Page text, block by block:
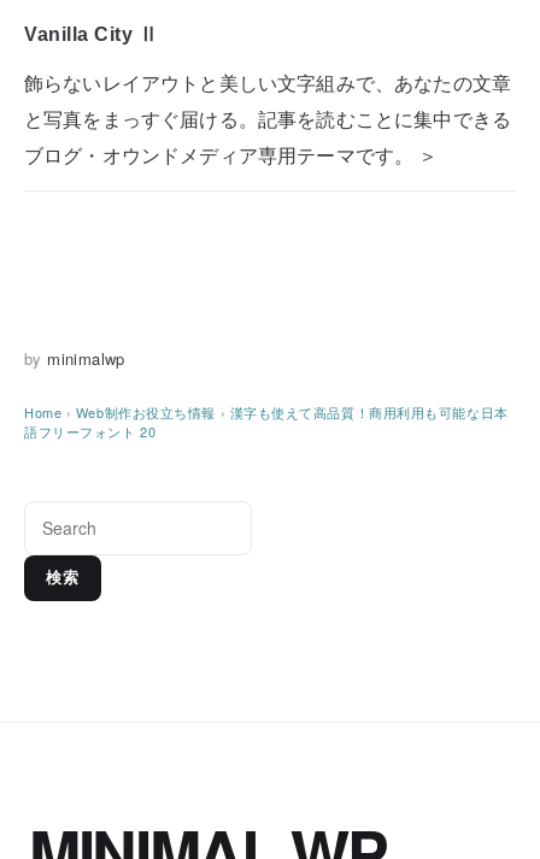
Vanilla City Ⅱ
飾らないレイアウトと美しい文字組みで、あなたの文章
と写真をまっすぐ届ける。記事を読むことに集中できる
ブログ・オウンドメディア専用テーマです。 ＞
by minimalwp
Home › Web制作お役立ち情報 › 漢字も使えて高品質！商用利用も可能な日本
語フリーフォント 20
検索